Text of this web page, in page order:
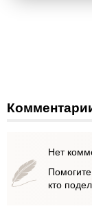
Нет
кто